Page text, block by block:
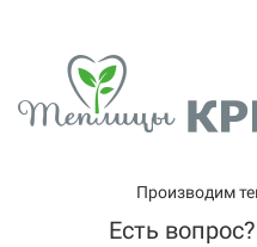
Производим
Есть